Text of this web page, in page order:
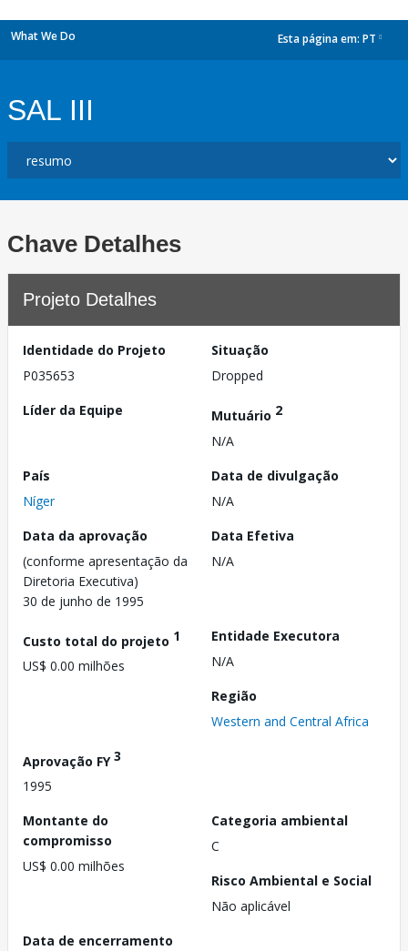
What We Do Esta página em: PT
SAL III
Chave Detalhes
Projeto Detalhes
Identidade do Projeto
P035653
Situação
Dropped
Líder da Equipe
Mutuário 2
N/A
País
Níger
Data de divulgação
N/A
Data da aprovação
(conforme apresentação da
Diretoria Executiva)
30 de junho de 1995
Data Efetiva
N/A
Custo total do projeto 1
US$ 0.00 milhões
Entidade Executora
N/A
Região
Western and Central Africa
Aprovação FY3
1995
Montante do
compromisso
US$ 0.00 milhões
Categoria ambiental
C
Risco Ambiental e Social
Não aplicável
Data de encerramento